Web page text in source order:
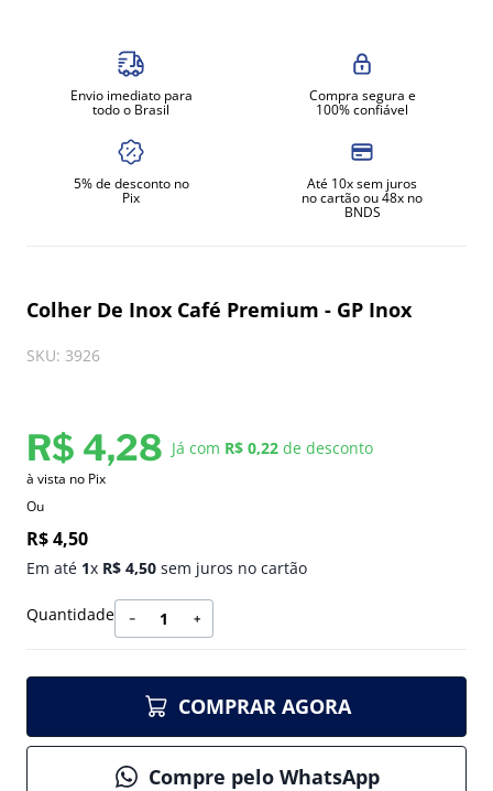
Envio imediato para
todo o Brasil
Compra segura e
100% confiável
5% de desconto no
Pix
Até 10x sem juros
no cartão ou 48x no
BNDS
Colher De Inox Café Premium - GP Inox
SKU: 3926
R$ 4,28 Já com R$ 0,22 de desconto
à vista no Pix
Ou
R$4,50
Em até 1x R$ 4,50 sem juros no cartão
Quantidade ＋
－
COMPRAR AGORA
Compre pelo WhatsApp
amassadeira
fritadeira